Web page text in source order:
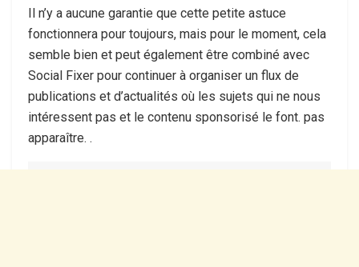
Il n’y a aucune garantie que cette petite astuce
fonctionnera pour toujours, mais pour le moment, cela
semble bien et peut également être combiné avec
Social Fixer pour continuer à organiser un flux de
publications et d’actualités où les sujets qui ne nous
intéressent pas et le contenu sponsorisé le font. pas
apparaître. .